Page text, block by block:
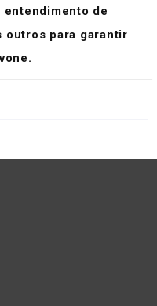
de
outros para garantir